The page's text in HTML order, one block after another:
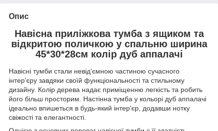
Опис
Навісна приліжкова тумба з ящиком та
відкритою поличкою у спальню ширина
45*30*28см колір дуб аппалачі
Навісні тумби стали невід'ємною частиною сучасного
інтер'єру завдяки своїй функціональності та стильному
дизайну. Колір дерева надає приміщенню легкість та робить
його більш просторим. Настінна тумба у кольорі дуб аппалачі
ідеально впишеться в будь-який інтер'єр, додавши нотку
свіжості та елегантності.